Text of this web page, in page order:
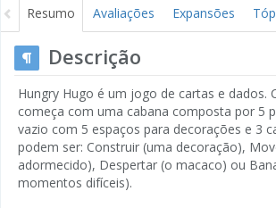
Resumo Avaliações Expansões
Descrição
Hungry Hugo é um jogo de cartas e dados.
começa com uma cabana composta por 5
vazio com 5 espaços para decorações e 3
podem ser: Construir (uma decoração),
adormecido), Despertar (o macaco) ou
momentos difíceis).